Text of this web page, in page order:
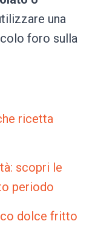
una
foro sulla
ricetta
scopri le
periodo
dolce fritto